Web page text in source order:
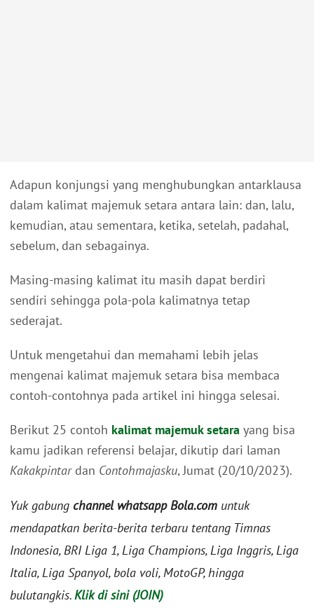
Adapun konjungsi yang menghubungkan antarklausa
dalam kalimat majemuk setara antara lain: dan, lalu,
kemudian, atau sementara, ketika, setelah, padahal,
sebelum, dan sebagainya.
Masing-masing kalimat itu masih dapat berdiri
sendiri sehingga pola-pola kalimatnya tetap
sederajat.
Untuk mengetahui dan memahami lebih jelas
mengenai kalimat majemuk setara bisa membaca
contoh-contohnya pada artikel ini hingga selesai.
Berikut 25 contoh kalimat majemuk setara yang bisa
kamu jadikan referensi belajar, dikutip dari laman
Kakakpintardan Contohmajasku, Jumat (20/10/2023).
Yuk gabung channel whatsapp Bola.com untuk
mendapatkan berita-berita terbaru tentang Timnas
Indonesia, BRI Liga 1, Liga Champions, Liga Inggris, Liga
Italia, Liga Spanyol, bola voli, MotoGP, hingga
bulutangkis.Klik di sini (JOIN)